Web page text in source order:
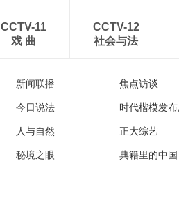
CCTV-11
戏 曲
CCTV-12
社会与法
新闻联播 焦点访谈
今日说法 时代楷模发
人与自然 正大综艺
秘境之眼 典籍里的中国